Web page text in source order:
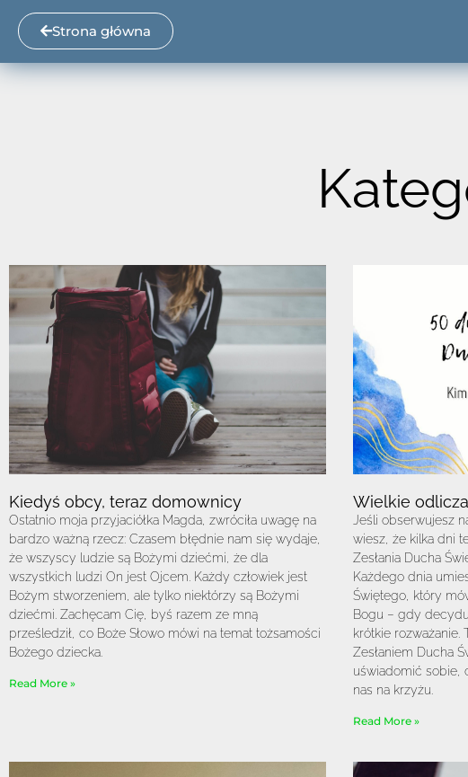
Strona główna
Kiedyś obcy, teraz domownicy
Ostatnio moja przyjaciółka Magda, zwróciła uwagę na
bardzo ważną rzecz: Czasem błędnie nam się wydaje,
że wszyscy ludzie są Bożymi dziećmi, że dla
wszystkich ludzi On jest Ojcem. Każdy człowiek jest
Bożym stworzeniem, ale tylko niektórzy są Bożymi
dziećmi. Zachęcam Cię, byś razem ze mną
prześledził, co Boże Słowo mówi na temat tożsamości
Bożego dziecka.
Read More »
Wielkie
Jeśli obserwujesz
wiesz, że kilka dni
Zesłania Ducha
Każdego dnia
Świętego, który
Bogu – gdy
krótkie rozważanie.
Zesłaniem Ducha
uświadomić sobie,
nas na krzyżu.
Read More »